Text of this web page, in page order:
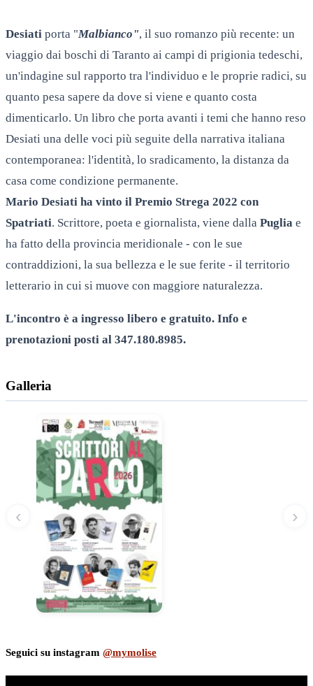
Desiati porta "Malbianco", il suo romanzo più recente: un
viaggio dai boschi di Taranto ai campi di prigionia tedeschi,
un'indagine sul rapporto tra l'individuo e le proprie radici, su
quanto pesa sapere da dove si viene e quanto costa
dimenticarlo. Un libro che porta avanti i temi che hanno reso
Desiati una delle voci più seguite della narrativa italiana
contemporanea: l'identità, lo sradicamento, la distanza da
casa come condizione permanente.
Mario Desiati ha vinto il Premio Strega 2022 con
Spatriati. Scrittore, poeta e giornalista, viene dalla Puglia e
ha fatto della provincia meridionale - con le sue
contraddizioni, la sua bellezza e le sue ferite - il territorio
letterario in cui si muove con maggiore naturalezza.
L'incontro è a ingresso libero e gratuito. Info e
prenotazioni posti al 347.180.8985.
Galleria
‹ ›
Seguici su instagram @mymolise